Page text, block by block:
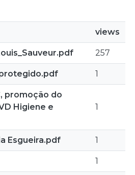
views
257
1
promoção do
Higiene e
1
Esgueira.pdf 1
1